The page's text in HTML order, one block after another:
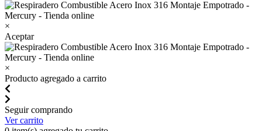
×
Aceptar
×
Producto agregado a carrito
Seguir comprando
Ver carrito